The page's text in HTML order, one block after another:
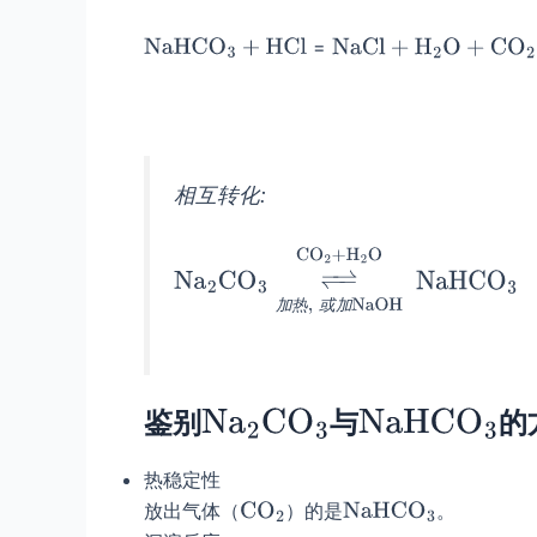
=
相互转化:
加热 或加
鉴别 与 的
热稳定性
放出气体（
）的是
。